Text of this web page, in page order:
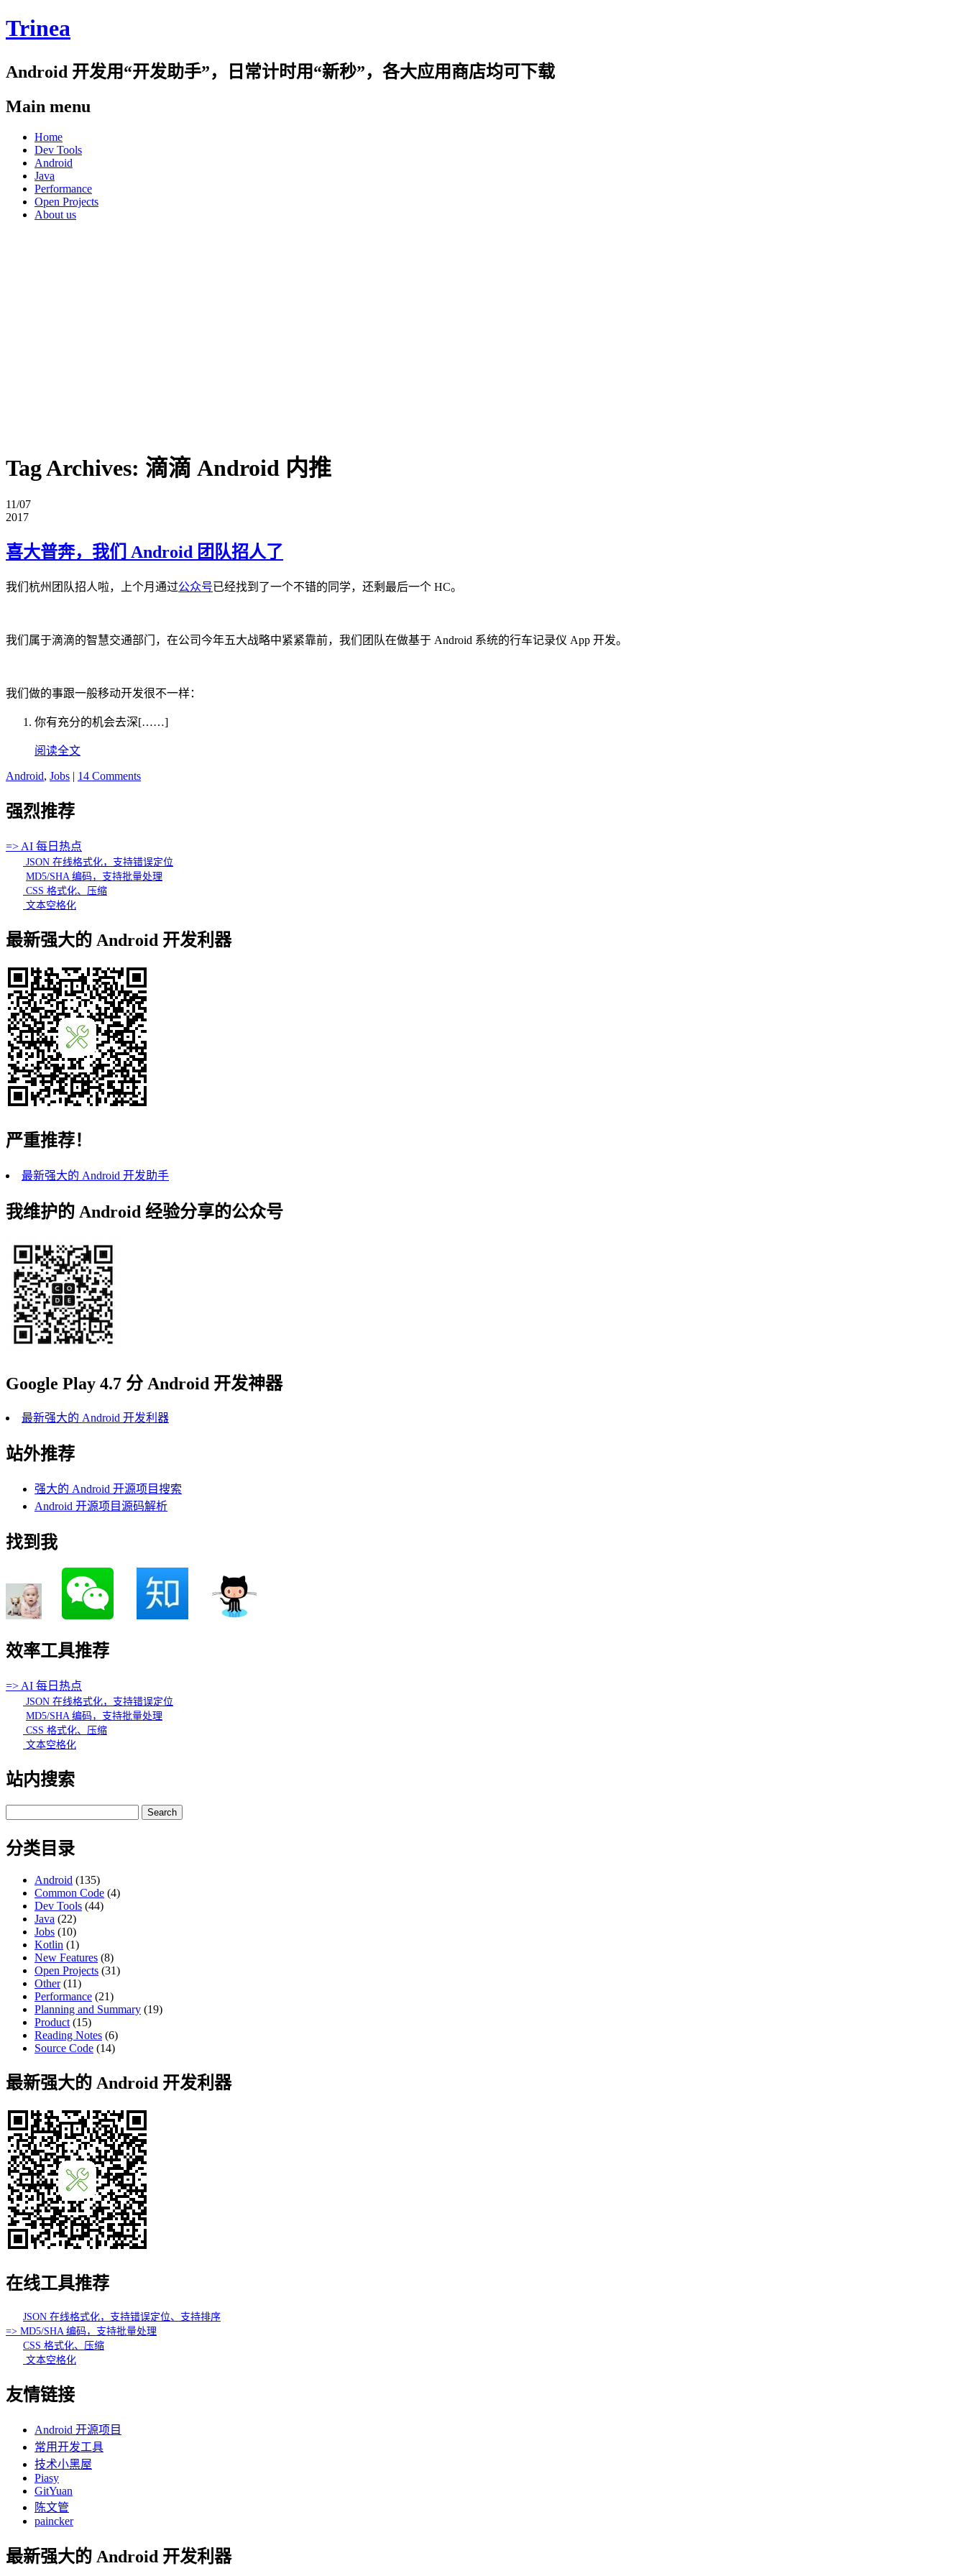
Trinea
Android 开发用“开发助手”，日常计时用“新秒”，各大应用商店均可下载
Main menu
Skip
content
Home
Dev Tools
Android
Java
Performance
Open Projects
About us
Tag Archives: 滴滴 Android 内推
11/07
2017
喜大普奔，我们 Android 团队招人了
我们杭州团队招人啦，上个月通过公众号已经找到了一个不错的同学，还剩最后一个 HC。
我们属于滴滴的智慧交通部门，在公司今年五大战略中紧紧靠前，我们团队在做基于 Android 系统的行车记录仪 App 开发。
我们做的事跟一般移动开发很不一样：
你有充分的机会去深[……]
阅读全文
Android, Jobs | 14 Comments
强烈推荐
=> AI 每日热点
JSON 在线格式化，支持错误定位
MD5/SHA 编码，支持批量处理
CSS 格式化、压缩
文本空格化
最新强大的 Android 开发利器
严重推荐！
最新强大的 Android 开发助手
我维护的 Android 经验分享的公众号
Google Play 4.7 分 Android 开发神器
最新强大的 Android 开发利器
站外推荐
强大的 Android 开源项目搜索
Android 开源项目源码解析
找到我
效率工具推荐
=> AI 每日热点
JSON 在线格式化，支持错误定位
MD5/SHA 编码，支持批量处理
CSS 格式化、压缩
文本空格化
站内搜索
for:
分类目录
Android (135)
Common Code (4)
Dev Tools (44)
Java (22)
Jobs (10)
Kotlin (1)
New Features (8)
Open Projects (31)
Other(11)
Performance (21)
Planning and Summary (19)
Product (15)
Reading Notes (6)
Source Code (14)
最新强大的 Android 开发利器
在线工具推荐
JSON 在线格式化，支持错误定位、支持排序
=> MD5/SHA 编码，支持批量处理
CSS 格式化、压缩
文本空格化
友情链接
Android 开源项目
常用开发工具
技术小黑屋
Piasy
GitYuan
陈文管
paincker
最新强大的 Android 开发利器